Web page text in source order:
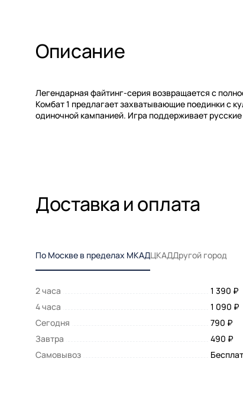
Описание
Легендарная файтинг-серия возвращается с
Комбат 1 предлагает захватывающие поединки с
одиночной кампанией. Игра поддерживает
Доставка и оплата
По Москве в пределах МКАДЦКАДДругой город
2 часа
1 390 ₽
4 часа
1 090 ₽
Сегодня
790 ₽
Завтра
490 ₽
Самовывоз